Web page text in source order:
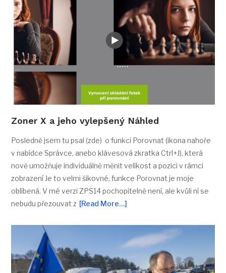
Zoner X a jeho vylepšený Náhled
Posledně jsem tu psal (zde) o funkci Porovnat (ikona nahoře
v nabídce Správce, anebo klávesová zkratka Ctrl+J), která
nově umožňuje individuálně měnit velikost a pozici v rámci
zobrazení Je to velmi šikovné, funkce Porovnat je moje
oblíbená. V mé verzi ZPS14 pochopitelně není, ale kvůli ní se
nebudu přezouvat z [Read More…]